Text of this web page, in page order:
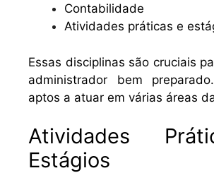
Contabilidade
Atividades práticas e
Essas disciplinas são cruciais
administrador bem
aptos a atuar em várias áreas
Atividades
Estágios